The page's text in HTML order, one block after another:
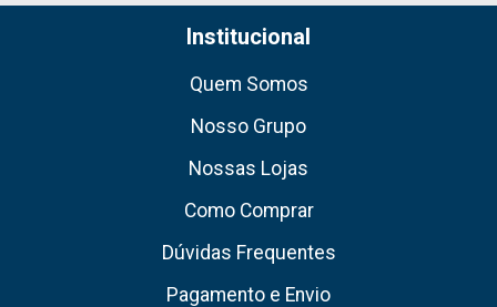
Institucional
Quem Somos
Nosso Grupo
Nossas Lojas
Como Comprar
Dúvidas Frequentes
Pagamento e Envio